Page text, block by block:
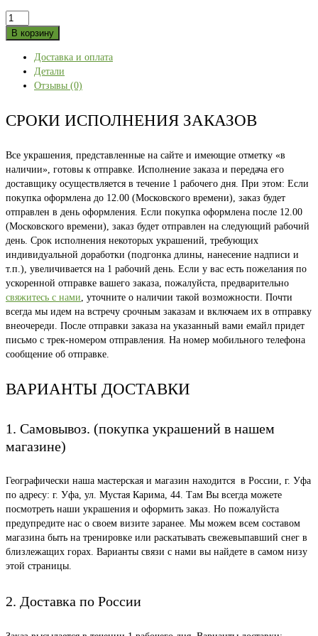
Количество
товара
размер
В корзину
Доставка и оплата
Детали
Отзывы (0)
СРОКИ ИСПОЛНЕНИЯ ЗАКАЗОВ
Все украшения, представленные на сайте и имеющие отметку «в
наличии», готовы к отправке. Исполнение заказа и передача его
доставщику осуществляется в течение 1 рабочего дня. При этом: Если
покупка оформлена до 12.00 (Московского времени), заказ будет
отправлен в день оформления. Если покупка оформлена после 12.00
(Московского времени), заказ будет отправлен на следующий рабочий
день. Срок исполнения некоторых украшений, требующих
индивидуальной доработки (подгонка длины, нанесение надписи и
т.п.), увеличивается на 1 рабочий день. Если у вас есть пожелания по
ускоренной отправке вашего заказа, пожалуйста, предварительно
свяжитесь с нами, уточните о наличии такой возможности. Почти
всегда мы идем на встречу срочным заказам и включаем их в отправку
внеочереди. После отправки заказа на указанный вами емайл придет
письмо с трек-номером отправления. На номер мобильного телефона
сообщение об отправке.
ВАРИАНТЫ ДОСТАВКИ
1. Самовывоз. (покупка украшений в нашем
магазине)
Географически наша мастерская и магазин находится в России, г. Уфа
по адресу: г. Уфа, ул. Мустая Карима, 44. Там Вы всегда можете
посмотреть наши украшения и оформить заказ. Но пожалуйста
предупредите нас о своем визите заранее. Мы можем всем составом
магазина быть на тренировке или раскатывать свежевыпавший снег в
близлежащих горах. Варианты связи с нами вы найдете в самом низу
этой страницы.
2. Доставка по России